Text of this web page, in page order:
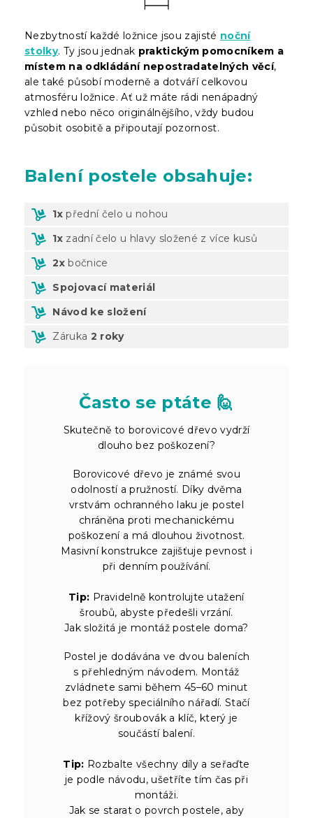
Nezbytností každé ložnice jsou zajisté noční
stolky. Ty jsou jednak praktickým pomocníkem a
místem na odkládání nepostradatelných věcí,
ale také působí moderně a dotváří celkovou
atmosféru ložnice. Ať už máte rádi nenápadný
vzhled nebo něco originálnějšího, vždy budou
působit osobitě a připoutají pozornost.
Balenípostele obsahuje:
1x přední čelo u nohou
1x zadní čelo u hlavy složené z více kusů
2x bočnice
Spojovací materiál
Návod ke složení
Záruka 2 roky
Často se ptáte 🙋
Skutečně to borovicové dřevo vydrží
dlouho bez poškození?
Borovicové dřevo je známé svou
odolností a pružností. Díky dvěma
vrstvám ochranného laku je postel
chráněna proti mechanickému
poškození a má dlouhou životnost.
Masivní konstrukce zajišťuje pevnost i
při denním používání.
Tip: Pravidelně kontrolujte utažení
šroubů, abyste předešli vrzání.
Jak složitá je montáž postele doma?
Postel je dodávána ve dvou baleních
s přehledným návodem. Montáž
zvládnete sami během 45–60 minut
bez potřeby speciálního nářadí. Stačí
křížový šroubovák a klíč, který je
součástí balení.
Tip: Rozbalte všechny díly a seřaďte
je podle návodu, ušetříte tím čas při
montáži.
Jak se starat o povrch postele, aby